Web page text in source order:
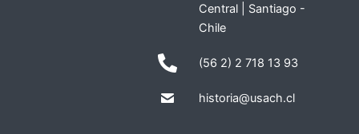
Central | Santiago -
Chile
(56 2) 2 718 13 93
historia@usach.cl